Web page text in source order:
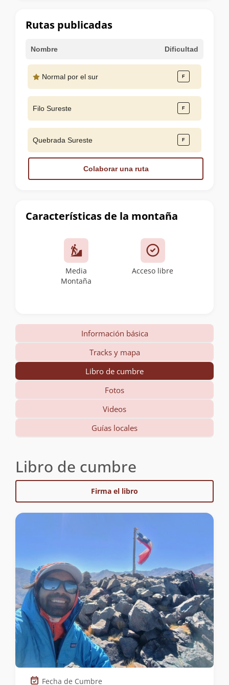
cumbre
Características de la montaña
Media
Montaña
Acceso libre
Rutas publicadas
Nombre Dificultad
Normal por el sur
Filo Sureste
Quebrada Sureste
Colaborar una ruta
Información básica
Tracks y mapa
Libro de cumbre
Fotos
Videos
Guías locales
Libro de cumbre
Firma el libro
Fecha de Cumbre